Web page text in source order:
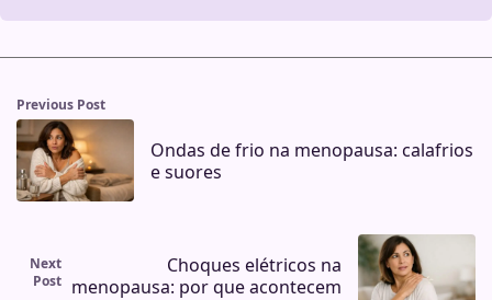
Previous Post
Ondas de frio na menopausa: calafrios
e suores
Next
Post
Choques elétricos na
menopausa: por que acontecem